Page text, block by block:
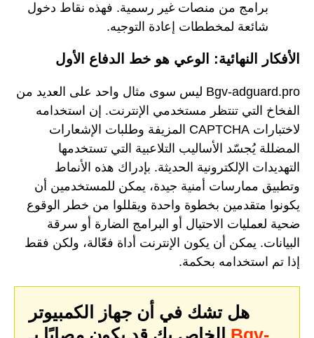
برامج من منصات غير رسمية. فهذه نقاط دخول
شائعة لمخططات إعادة التوجيه.
الأفكار النهائية: الوعي هو خط الدفاع الأول
Bgv-adguard.pro ليس سوى مثال واحد على العديد من
الفخاخ التي تنتظر مستخدمي الإنترنت. إن استخدامه
لاختبارات CAPTCHA المزيفة وطلبات الإشعارات
المضللة يُجسّد الأساليب التلاعبية التي تستخدمها
التهديدات الإلكترونية الحديثة. بإدراك هذه الأنماط
وتطبيق ممارسات أمنية جيدة، يمكن للمستخدمين أن
يكونوا متقدمين بخطوة واحدة ويقللوا من خطر الوقوع
ضحية لعمليات الاحتيال أو البرامج الضارة أو سرقة
البيانات. يمكن أن يكون الإنترنت أداة فعّالة، ولكن فقط
إذا تم استخدامه بحكمة.
هل تشك في أن جهاز الكمبيوتر